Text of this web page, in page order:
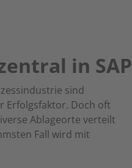
in SAP
sind
Erfolgsfaktor. Doch oft
Ablageorte verteilt
Fall wird mit